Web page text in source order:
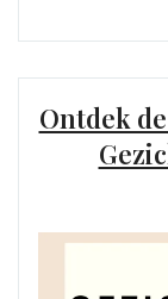
Ontdek